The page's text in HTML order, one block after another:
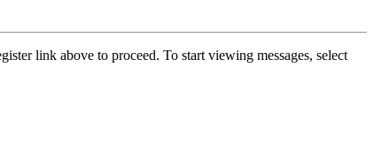
link above to proceed. To start viewing messages, select